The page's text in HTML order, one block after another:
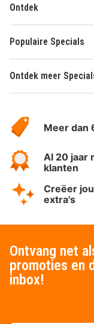
Ontdek
Populaire Specials
Ontdek meer
HotelSpecials
Meer dan
Al 20 jaar
klanten
Creëer
extra's
Ontvang net
promoties en
inbox!